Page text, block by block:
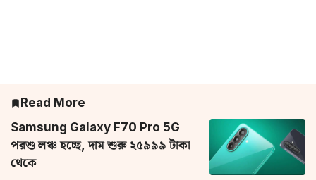
Read More
Samsung Galaxy F70 Pro 5G
পরশু লঞ্চ হচ্ছে, দাম শুরু ২৫৯৯৯ টাকা
থেকে